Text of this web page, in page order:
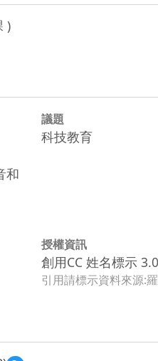
)
和
議題
科技教育
授權資訊
創用CC 姓名標示
引用請標示資料來源: